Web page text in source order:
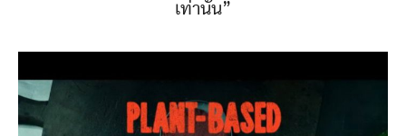
เท่านั้น”